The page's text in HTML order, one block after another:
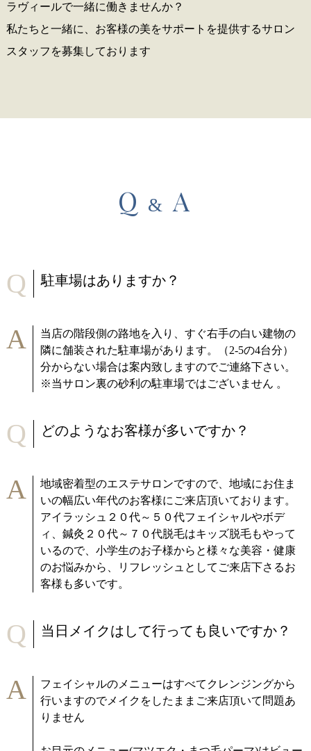
ラヴィールで一緒に働きませんか？
私たちと一緒に、お客様の美をサポートを提供するサロン
スタッフを募集しております
Q & A
Q 駐車場はありますか？
A
当店の階段側の路地を入り、すぐ右手の白い建物の
隣に舗装された駐車場があります。（2-5の4台分）
分からない場合は案内致しますのでご連絡下さい。
※当サロン裏の砂利の駐車場ではございません 。
Q どのようなお客様が多いですか？
A
地域密着型のエステサロンですので、地域にお住ま
いの幅広い年代のお客様にご来店頂いております。
アイラッシュ２０代～５０代フェイシャルやボデ
ィ、鍼灸２０代～７０代脱毛はキッズ脱毛もやって
いるので、小学生のお子様からと様々な美容・健康
のお悩みから、リフレッシュとしてご来店下さるお
客様も多いです。
Q 当日メイクはして行っても良いですか？
A
フェイシャルのメニューはすべてクレンジングから
行いますのでメイクをしたままご来店頂いて問題あ
りません